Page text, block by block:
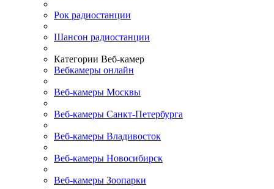
Рок радиостанции
Шансон радиостанции
Категории Веб-камер
Вебкамеры онлайн
Веб-камеры Москвы
Веб-камеры Санкт-Петербурга
Веб-камеры Владивосток
Веб-камеры Новосибирск
Веб-камеры Зоопарки